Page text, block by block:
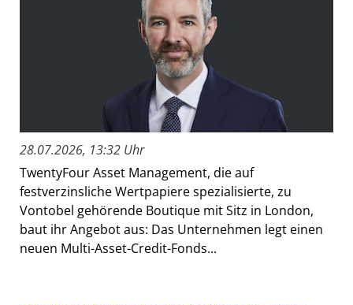
28.07.2026, 13:32 Uhr
TwentyFour Asset Management, die auf
festverzinsliche Wertpapiere spezialisierte, zu
Vontobel gehörende Boutique mit Sitz in London,
baut ihr Angebot aus: Das Unternehmen legt einen
neuen Multi-Asset-Credit-Fonds...